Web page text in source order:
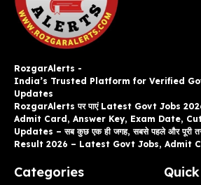
RozgarAlerts -
India’s Trusted Platform for Verified
Updates
RozgarAlerts पर पाएं Latest Govt Jobs
Admit Card, Answer Key, Exam Date,
Updates – सब कुछ एक ही जगह, सबसे पहले और
Result 2026 – Latest Govt Jobs, Admit
Categories